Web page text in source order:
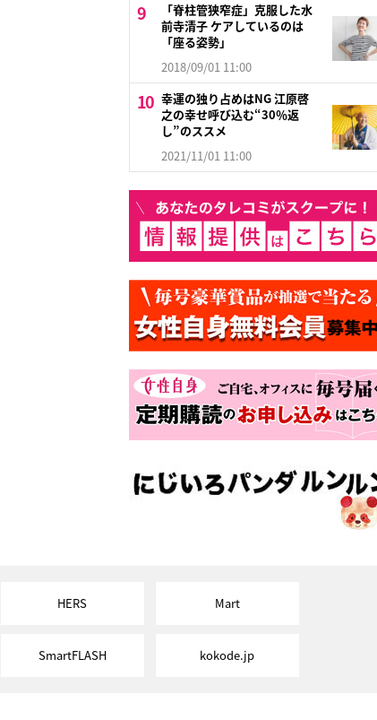
「脊柱管狭窄症」克服した水
前寺清子 ケアしているのは
「座る姿勢」
2018/09/01 11:00
幸運の独り占めはNG 江原啓
之の幸せ呼び込む“30％返
し”のススメ
2021/11/01 11:00
HERS Mart
SmartFLASH kokode.jp